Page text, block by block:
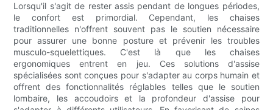
Lorsqu'il s'agit de rester assis pendant de longues périodes,
le confort est primordial. Cependant, les chaises
traditionnelles n'offrent souvent pas le soutien nécessaire
pour assurer une bonne posture et prévenir les troubles
musculo-squelettiques. C'est là que les chaises
ergonomiques entrent en jeu. Ces solutions d'assise
spécialisées sont conçues pour s'adapter au corps humain et
offrent des fonctionnalités réglables telles que le soutien
lombaire, les accoudoirs et la profondeur d'assise pour